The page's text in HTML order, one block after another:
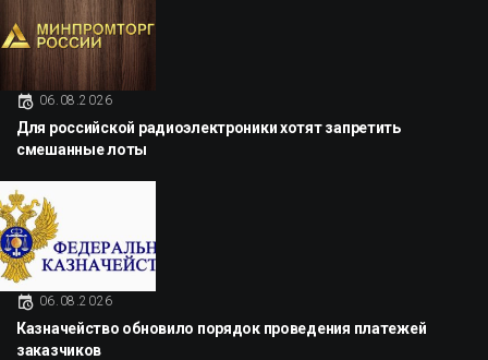
06.08.2026
Для российской радиоэлектроники хотят запретить
смешанные лоты
06.08.2026
Казначейство обновило порядок проведения платежей
заказчиков